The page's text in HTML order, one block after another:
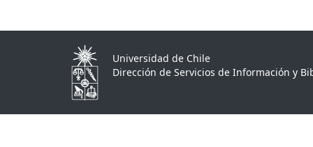
Universidad de Chile
Dirección de Servicios de Información y